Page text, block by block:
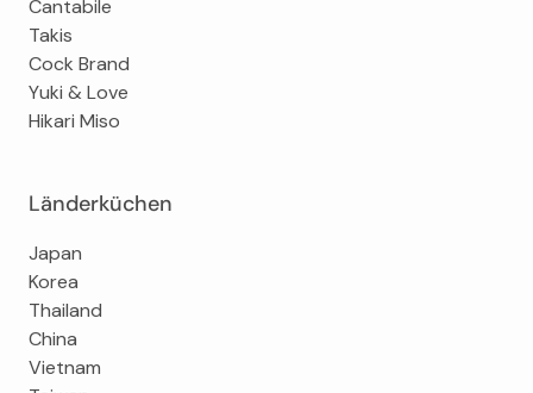
Cantabile
Takis
Cock Brand
Yuki & Love
Hikari Miso
Länderküchen
Japan
Korea
Thailand
China
Vietnam